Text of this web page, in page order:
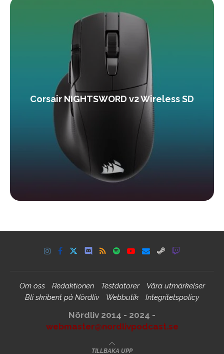
Corsair NIGHTSWORD v2 Wireless SD
Om oss Redaktionen Testdatorer
Våra utmärkelser
Bli skribent på Nördliv
Webbutik Integritetspolicy
Nördliv 2014 - 2024 -
webmaster@nordlivpodcast.se
TILLBAKA UPP